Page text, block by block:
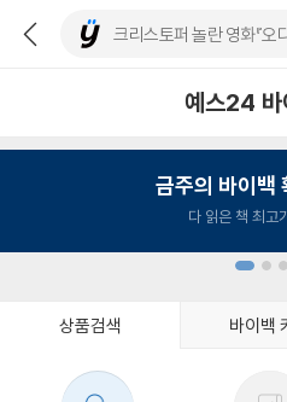
예스24 바
금주의 바이백
다 읽은 책 최고
상품검색 바이백